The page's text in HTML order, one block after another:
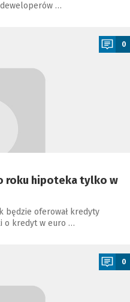
…
0
roku hipoteka tylko w
będzie oferował kredyty
o kredyt w euro …
0